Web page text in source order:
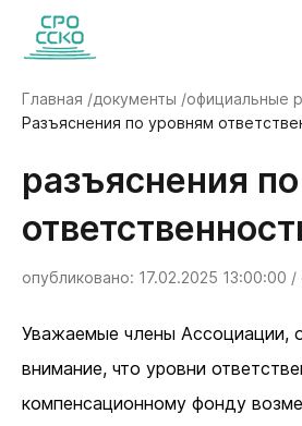
Главная /документы /официальные
Разъяснения по уровням
Разъяснения по уровням
опубликовано: 17.02.2025 13:00:00
Уважаемые члены Ассоциации,
внимание, что уровни
компенсационному фонду